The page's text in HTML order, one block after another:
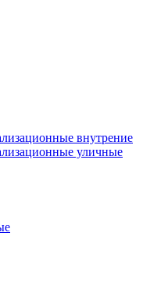
внутрение
уличные